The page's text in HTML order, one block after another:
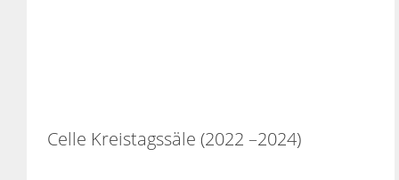
Celle Kreistagssäle (2022 –2024)